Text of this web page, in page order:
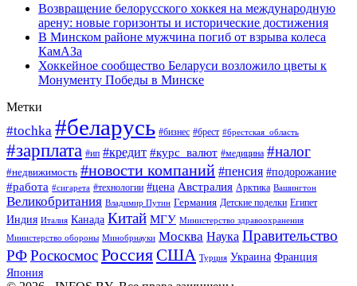
Возвращение белорусского хоккея на международную
арену: новые горизонты и исторические достижения
В Минском районе мужчина погиб от взрыва колеса
КамАЗа
Хоккейное сообщество Беларуси возложило цветы к
Монументу Победы в Минске
Метки
#tochka #беларусь #бизнес #брест #брестская_область
#зарплата #ип #кредит #курс_валют #медицина #налог
#недвижимость #новости компаний #пенсия #подорожание
#работа #сигарета #технологии #цена Австралия Арктика Вашингтон
Великобритания Владимир Путин Германия Детские поделки Египет
Индия Италия Канада Китай МГУ Министерство здравоохранения
Министерство обороны Минобрнауки Москва Наука Правительство
РФРоскосмосРоссияСША Турция Украина Франция
Япония